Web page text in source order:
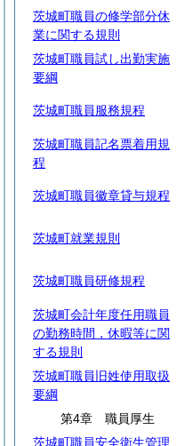
茨城町職員の修学部分休
業に関する規則
茨城町職員試し出勤実施
要綱
茨城町職員服務規程
茨城町職員記名票着用規
程
茨城町職員徽章貸与規程
茨城町就業規則
茨城町職員研修規程
茨城町会計年度任用職員
の勤務時間，休暇等に関
する規則
茨城町職員旧姓使用取扱
要綱
第4章 職員厚生
茨城町職員安全衛生管理